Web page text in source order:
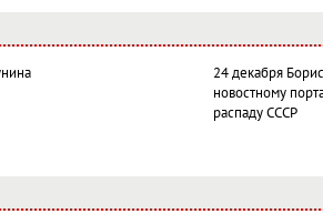
24 декабря
новостному
распаду СССР